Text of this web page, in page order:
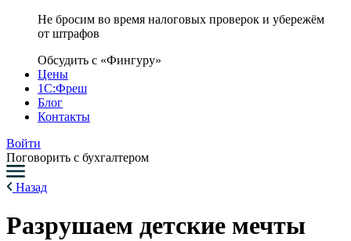
Не бросим во время налоговых проверок и убережём
от штрафов
Обсудить с «Фингуру»
Цены
1С:Фреш
Блог
Контакты
Войти
Поговорить с бухгалтером
Назад
Разрушаем детские мечты